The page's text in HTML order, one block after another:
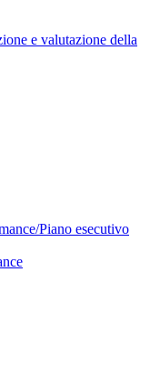
e valutazione della
Piano esecutivo